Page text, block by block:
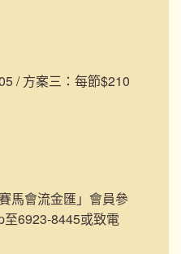
/ 方案三：每節$210
馬會流金匯」會員參
6923-8445或致電